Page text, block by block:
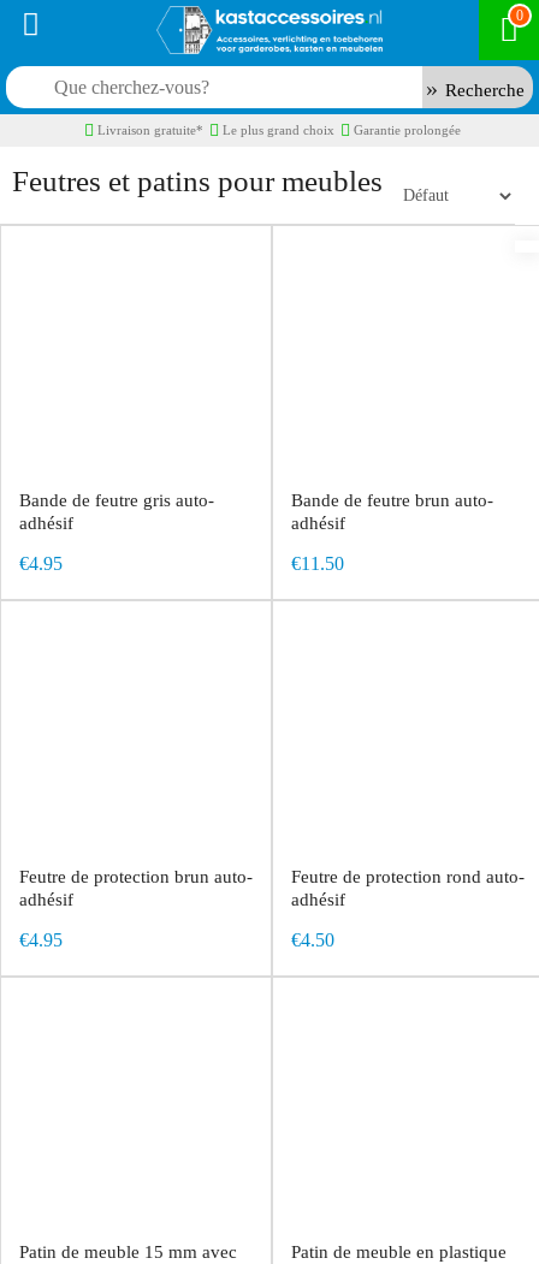
0
Recherche
Livraison gratuite* Le plus grand choix Garantie prolongée
Feutres et patins pour meubles
Bande de feutre gris auto-
adhésif
€4.95
Bande de feutre brun auto-
adhésif
€11.50
Feutre de protection brun auto-
adhésif
€4.95
Feutre de protection rond auto-
adhésif
€4.50
Patin de meuble 15 mm avec
Patin de meuble en plastique